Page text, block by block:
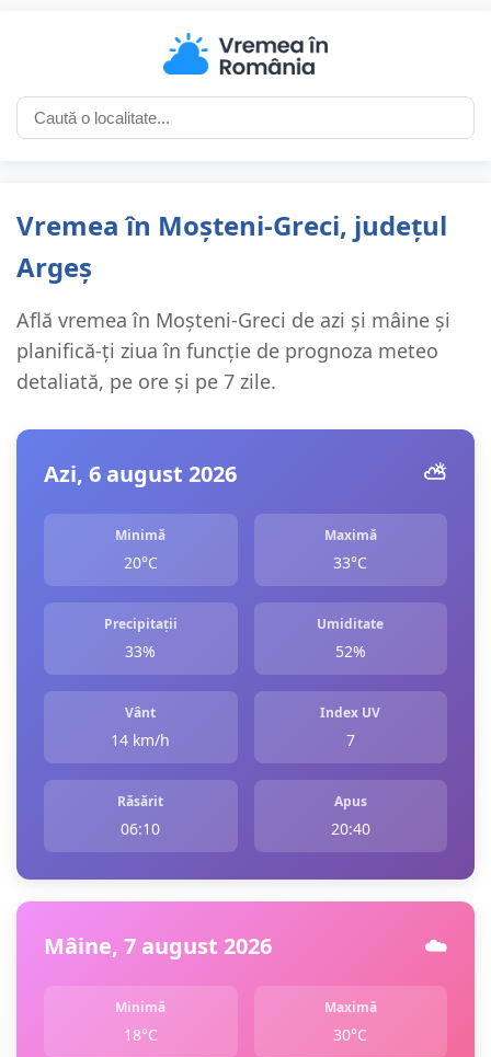
Vremea în Moșteni-Greci, județul
Argeș
Află vremea în Moșteni-Greci de azi și mâine și
planifică-ți ziua în funcție de prognoza meteo
detaliată, pe ore și pe 7 zile.
Azi, 6 august 2026 ⛅️
Minimă
20°C
Maximă
33°C
Precipitații
33%
Umiditate
52%
Vânt
14 km/h
Index UV
7
Răsărit
06:10
Apus
20:40
Mâine, 7 august 2026 ☁️
Minimă
18°C
Maximă
30°C